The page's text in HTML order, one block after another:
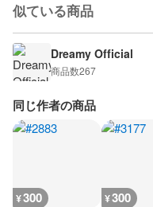
似ている商品
Dreamy Official
商品数267
同じ作者の商品
¥300 ¥300